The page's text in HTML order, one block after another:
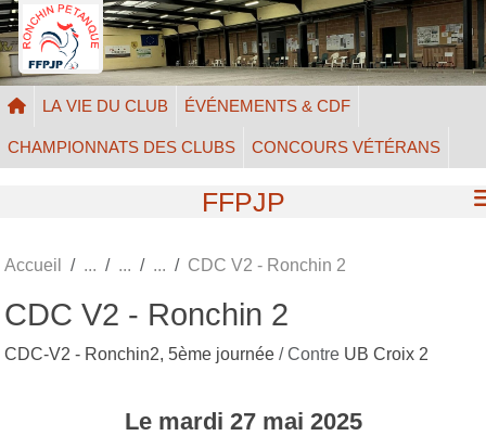
LA VIE DU CLUB ÉVÉNEMENTS & CDF
CHAMPIONNATS DES CLUBS CONCOURS VÉTÉRANS
FFPJP
Accueil CDC V2 - Ronchin 2
CDC V2 - Ronchin 2
CDC-V2 - Ronchin2, 5ème journée / Contre UB Croix 2
Le mardi 27 mai 2025
Panneau de gestion des cookies